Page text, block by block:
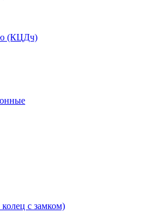
(КЦДч)
с замком)